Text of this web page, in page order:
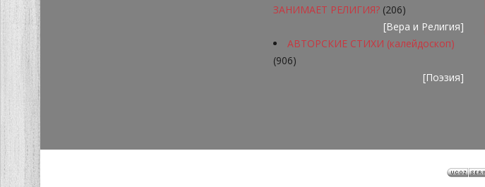
ЗАНИМАЕТ РЕЛИГИЯ? (206)
[Вера и Религия]
АВТОРСКИЕ СТИХИ (калейдоскоп)
(906)
[Поэзия]